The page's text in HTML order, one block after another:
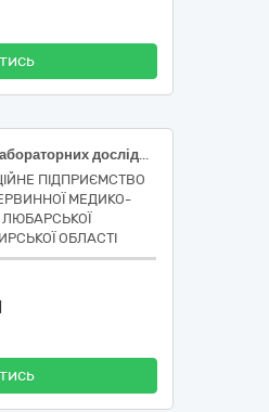
Послуги з проведення лабораторних досліджень біологічних матеріалів пацієнтів Замовника згідно Національної програми «Скринінг здоров’я 40+» (за деталізованим кодом ДК 021:2015: 85145000-7 — Послуги медичних лабораторій)
ПІДПРИЄМСТВО
МЕДИКО-
ОБЛАСТІ